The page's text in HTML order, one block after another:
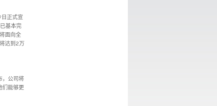
正式宣
基本完
面向全
达到2万
，公司将
们能够更